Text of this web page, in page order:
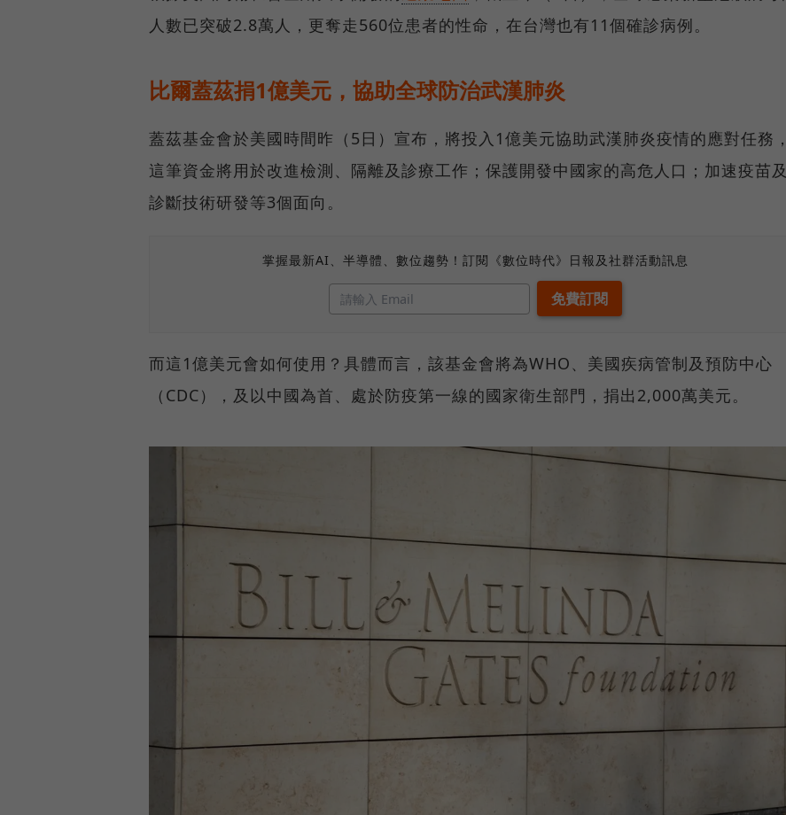
人數已突破2.8萬人，更奪走560位患者的性命，在台灣也有11個確診病例。
比爾蓋茲捐1億美元，協助全球防治武漢肺炎
蓋茲基金會於美國時間昨（5日）宣布，將投入1億美元協助武漢肺炎疫情的應對任務，
這筆資金將用於改進檢測、隔離及診療工作；保護開發中國家的高危人口；加速疫苗及
診斷技術研發等3個面向。
掌握最新AI、半導體、數位趨勢！訂閱《數位時代》日報及社群活動訊息
而這1億美元會如何使用？具體而言，該基金會將為WHO、美國疾病管制及預防中心
（CDC），及以中國為首、處於防疫第一線的國家衛生部門，捐出2,000萬美元。